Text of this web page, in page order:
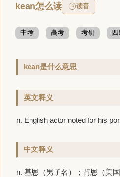
kean怎么读 读音
中考 高考 考研 四
kean是什么意思
英文释义
n. English actor noted for his
中文释义
n. 基恩（男子名）；肯恩（美国